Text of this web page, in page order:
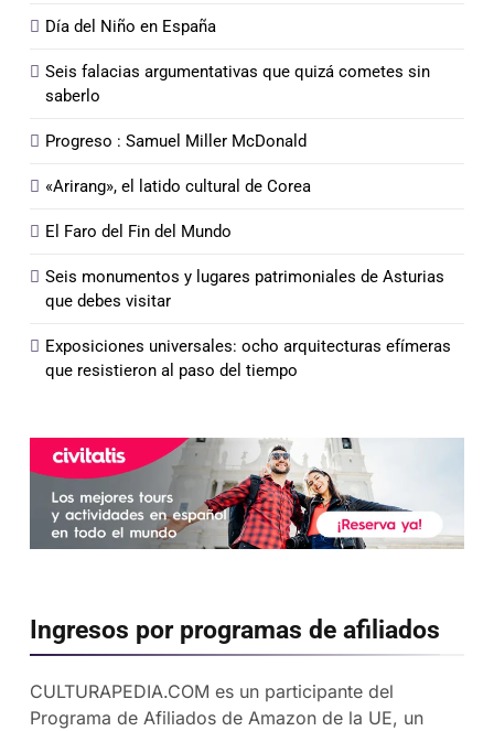
Día del Niño en España
Seis falacias argumentativas que quizá cometes sin
saberlo
Progreso : Samuel Miller McDonald
«Arirang», el latido cultural de Corea
El Faro del Fin del Mundo
Seis monumentos y lugares patrimoniales de Asturias
que debes visitar
Exposiciones universales: ocho arquitecturas efímeras
que resistieron al paso del tiempo
Ingresos por programas de afiliados
CULTURAPEDIA.COM es un participante del
Programa de Afiliados de Amazon de la UE, un